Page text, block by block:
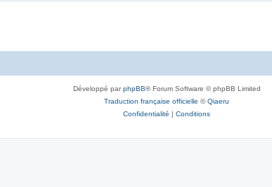
Développé parphpBB® Forum Software © phpBB Limited
Traduction française officielle ©Qiaeru
Confidentialité | Conditions